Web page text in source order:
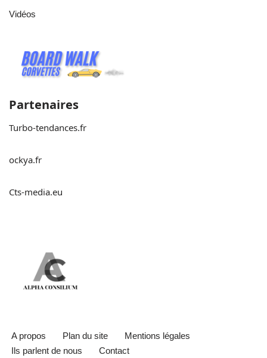
Vidéos
Partenaires
Turbo-tendances.fr
ockya.fr
Cts-media.eu
A propos Plan du site
Mentions légales
Ils parlent de nous
Contact